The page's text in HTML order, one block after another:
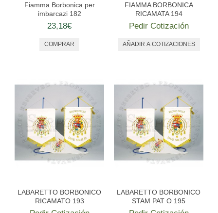
Fiamma Borbonica per
imbarcazi 182
23,18€
FIAMMA BORBONICA
RICAMATA 194
Pedir Cotización
LABARETTO BORBONICO
RICAMATO 193
LABARETTO BORBONICO
STAM PAT O 195